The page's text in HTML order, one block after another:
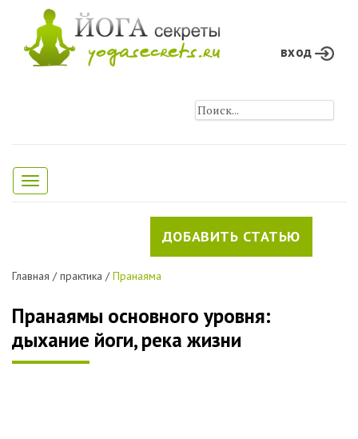
вход
Toggle
navigation
ДОБАВИТЬ СТАТЬЮ
Главная /практика /Пранаяма
Пранаямы основного уровня:
дыхание йоги, река жизни